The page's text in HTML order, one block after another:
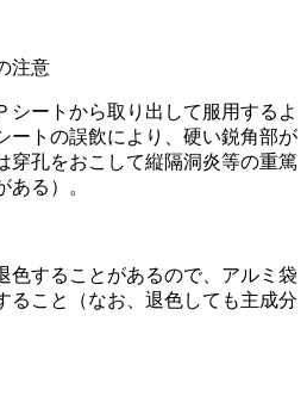
注意
シートから取り出して服用するよ
ートの誤飲により、硬い鋭角部が
穿孔をおこして縦隔洞炎等の重篤
る）。
色することがあるので、アルミ袋
ること（なお、退色しても主成分